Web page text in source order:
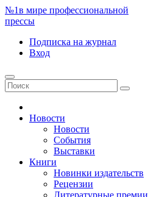
№1в мире профессиональной
прессы
Подписка на журнал
Вход
Новости
Новости
События
Выставки
Книги
Новинки издательств
Рецензии
Литературные премии